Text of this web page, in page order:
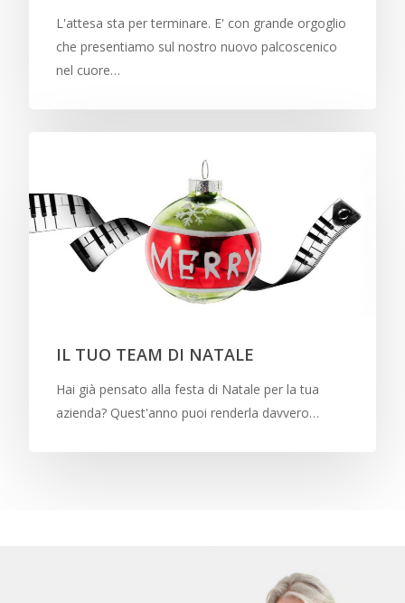
L'attesa sta per terminare. E' con grande orgoglio
che presentiamo sul nostro nuovo palcoscenico
nel cuore…
IL TUO TEAM DI NATALE
Hai già pensato alla festa di Natale per la tua
azienda? Quest'anno puoi renderla davvero…